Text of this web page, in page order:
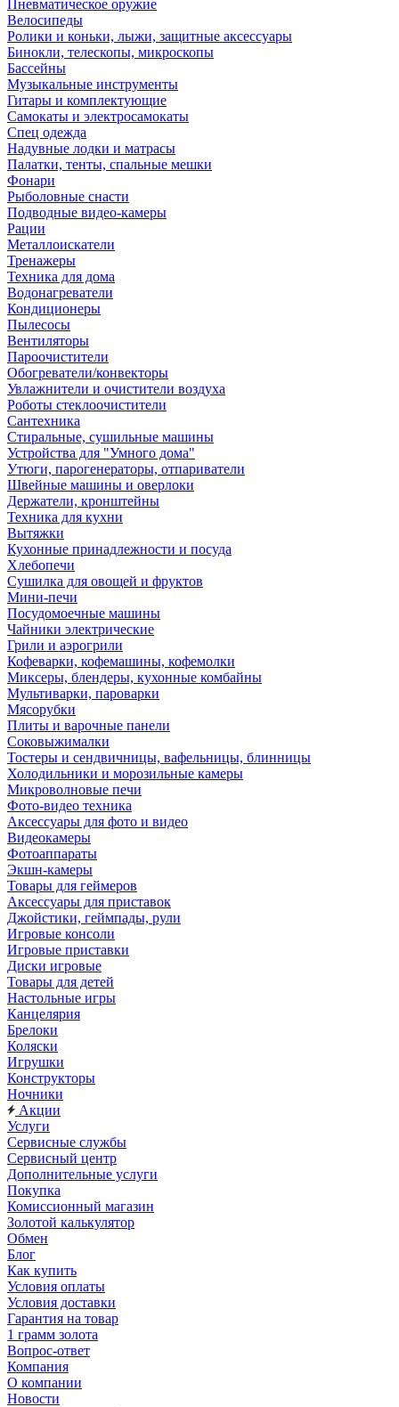
Пневматическое оружие
Велосипеды
Ролики и коньки, лыжи, защитные аксессуары
Бинокли, телескопы, микроскопы
Бассейны
Музыкальные инструменты
Гитары и комплектующие
Самокаты и электросамокаты
Спец одежда
Надувные лодки и матрасы
Палатки, тенты, спальные мешки
Фонари
Рыболовные снасти
Подводные видео-камеры
Рации
Металлоискатели
Тренажеры
Техника для дома
Водонагреватели
Кондиционеры
Пылесосы
Вентиляторы
Пароочистители
Обогреватели/конвекторы
Увлажнители и очистители воздуха
Роботы стеклоочистители
Сантехника
Стиральные, сушильные машины
Устройства для "Умного дома"
Утюги, парогенераторы, отпариватели
Швейные машины и оверлоки
Держатели, кронштейны
Техника для кухни
Вытяжки
Кухонные принадлежности и посуда
Хлебопечи
Сушилка для овощей и фруктов
Мини-печи
Посудомоечные машины
Чайники электрические
Грили и аэрогрили
Кофеварки, кофемашины, кофемолки
Миксеры, блендеры, кухонные комбайны
Мультиварки, пароварки
Мясорубки
Плиты и варочные панели
Соковыжималки
Тостеры и сендвичницы, вафельницы, блинницы
Холодильники и морозильные камеры
Микроволновые печи
Фото-видео техника
Аксессуары для фото и видео
Видеокамеры
Фотоаппараты
Экшн-камеры
Товары для геймеров
Аксессуары для приставок
Джойстики, геймпады, рули
Игровые консоли
Игровые приставки
Диски игровые
Товары для детей
Настольные игры
Канцелярия
Брелоки
Коляски
Игрушки
Конструкторы
Ночники
Акции
Услуги
Сервисные службы
Сервисный центр
Дополнительные услуги
Покупка
Комиссионный магазин
Золотой калькулятор
Обмен
Блог
Как купить
Условия оплаты
Условия доставки
Гарантия на товар
1 грамм золота
Вопрос-ответ
Компания
О компании
Новости